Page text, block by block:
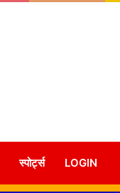
स्पोर्ट्स LOGIN